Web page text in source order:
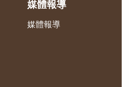
媒體報導
媒體報導